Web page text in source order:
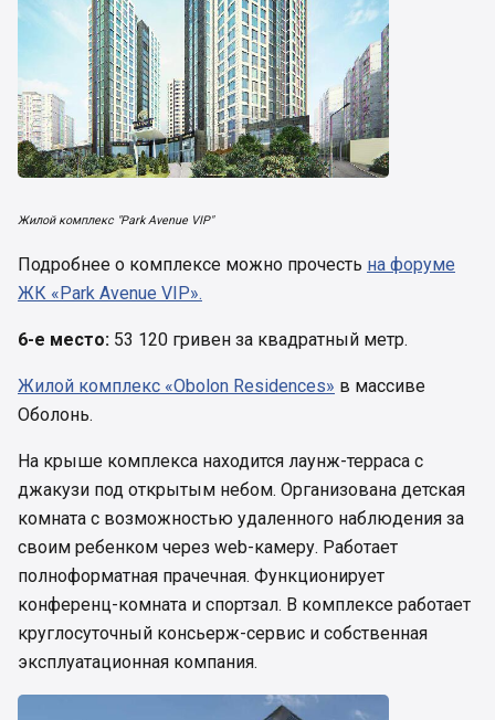
Жилой комплекс "Park Avenue VIP"
Подробнее о комплексе можно прочесть на форуме
ЖК «Park Avenue VIP».
6-е место: 53 120 гривен за квадратный метр.
Жилой комплекс «Obolon Residences» в массиве
Оболонь.
На крыше комплекса находится лаунж-терраса с
джакузи под открытым небом. Организована детская
комната с возможностью удаленного наблюдения за
своим ребенком через web-камеру. Работает
полноформатная прачечная. Функционирует
конференц-комната и спортзал. В комплексе работает
круглосуточный консьерж-сервис и собственная
эксплуатационная компания.